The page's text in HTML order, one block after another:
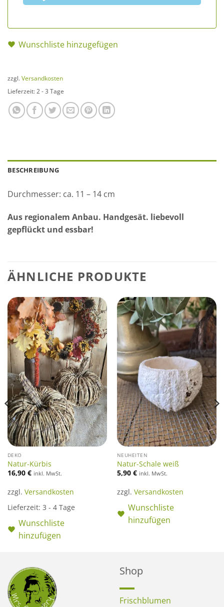
Wunschliste hinzugefügen
zzgl. Versandkosten
Lieferzeit: 2 - 3 Tage
BESCHREIBUNG
Durchmesser: ca. 11 – 14 cm
Aus regionalem Anbau. Handgesät. liebevoll
gepflückt und essbar!
ÄHNLICHE PRODUKTE
DEKO
Natur-Kürbis
16,90 € inkl. MwSt.
zzgl. Versandkosten
Lieferzeit: 3 - 4 Tage
Wunschliste
hinzufügen
NEUHEITEN
Natur-Schale weiß
5,90 € inkl. MwSt.
zzgl. Versandkosten
Wunschliste
hinzufügen
Shop
Frischblumen